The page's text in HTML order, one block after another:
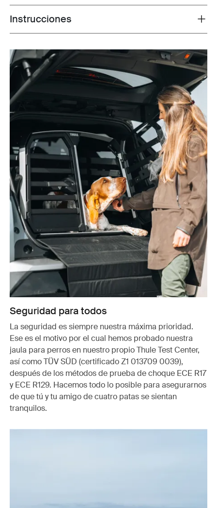
Toggle guides and instructions
Instrucciones
Seguridad para todos
La seguridad es siempre nuestra máxima prioridad.
Ese es el motivo por el cual hemos probado nuestra
jaula para perros en nuestro propio Thule Test Center,
así como TÜV SÜD (certificado Z1 013709 0039),
después de los métodos de prueba de choque ECE R17
y ECE R129. Hacemos todo lo posible para asegurarnos
de que tú y tu amigo de cuatro patas se sientan
tranquilos.